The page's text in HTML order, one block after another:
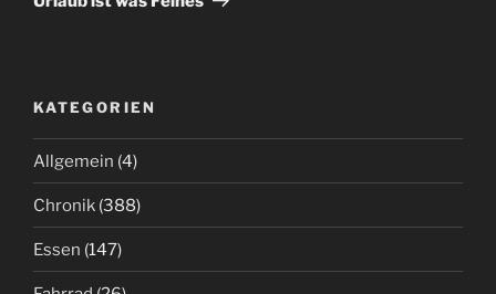
KATEGORIEN
Allgemein (4)
Chronik (388)
Essen (147)